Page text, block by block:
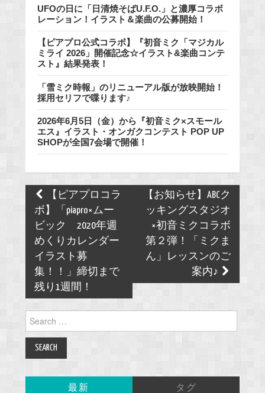
UFOの日に「日清焼そばU.F.O.」と濃厚コラボ
レーション！イラスト＆楽曲の公募開始！
【ピアプロ公式コラボ】『初音ミク「マジカル
ミライ 2026」開催記念☆イラスト&楽曲コンテ
スト』結果発表！
「雪ミク時報」のリニューアル版が放映開始！
採用セリフで喋ります♪
2026年6月5日（金）から『初音ミク×スモール
エス』イラスト・オンガクコンテスト POP UP
SHOPが全国7会場で開催！
Post
navigation
【ピアプロコラ
ボ】「piapro×ムー
ビック 2020年週
めくりカレンダー
イラスト募
集！！」締切まで
残り1週間！
【お知らせ】ABCク
ッキングスタジオ
×初音ミクコラボ
第２弾！「ミクま
ん」レッスンのご
案内♪
for:
最新 タグ